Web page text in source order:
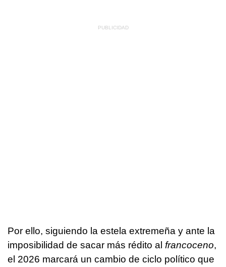
Por ello, siguiendo la estela extremeña y ante la
imposibilidad de sacar más rédito al francoceno,
el 2026 marcará un cambio de ciclo político que